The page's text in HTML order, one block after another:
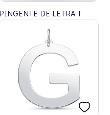
PINGENTE DE LETRA T